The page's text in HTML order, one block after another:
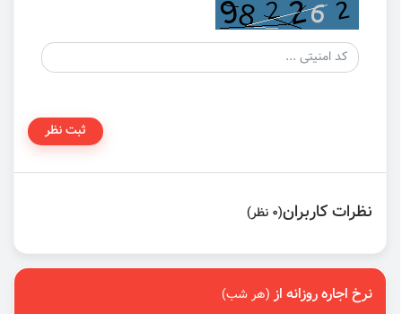
ثبت نظر
نظرات کاربران(0 نظر)
نرخ اجاره روزانه از(هر شب)